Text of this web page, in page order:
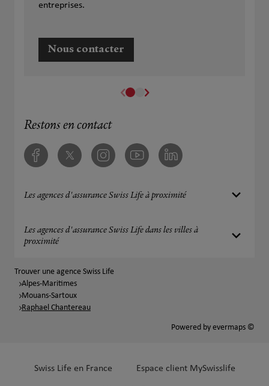
entreprises.
Nous contacter
Restons en contact
FacebookTwitter InstagramYoutube Linkedin
Les agences d'assurance Swiss Life à proximité
Les agences d'assurance Swiss Life dans les villes à
proximité
Trouver une agence Swiss Life
Alpes-Maritimes
Mouans-Sartoux
Raphael Chantereau
Powered by evermaps ©
Swiss Life en France Espace client MySwisslife